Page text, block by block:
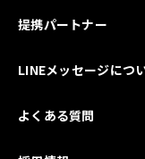
提携パートナー
LINEメッセージにつ
よくある質問